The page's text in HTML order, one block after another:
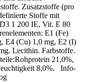
Zusatzstoffe (pro
Stoffe mit
1 200 IE, Vit. E 80
E1 (Fe)
E4 (Cu) 1,0 mg, E2 (I)
Lecithin. Farbstoffe.
21,0%,
8,0%. Info-